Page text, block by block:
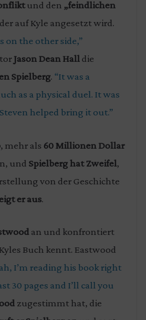
und den „feindlichen
auf Kyle angesetzt wird.
on the other side,”
Jason Dean Hall die
Spielberg. “It was a
as a physical duel. It was
helped bring it out.”
, mehr als 60 Millionen Dollar
und Spielberg hat Zweifel,
von der Geschichte
er aus.
an und konfrontiert
Buch kennt. Eastwood
I’m reading his book right
30 pages and I’ll call you
zugestimmt hat, die